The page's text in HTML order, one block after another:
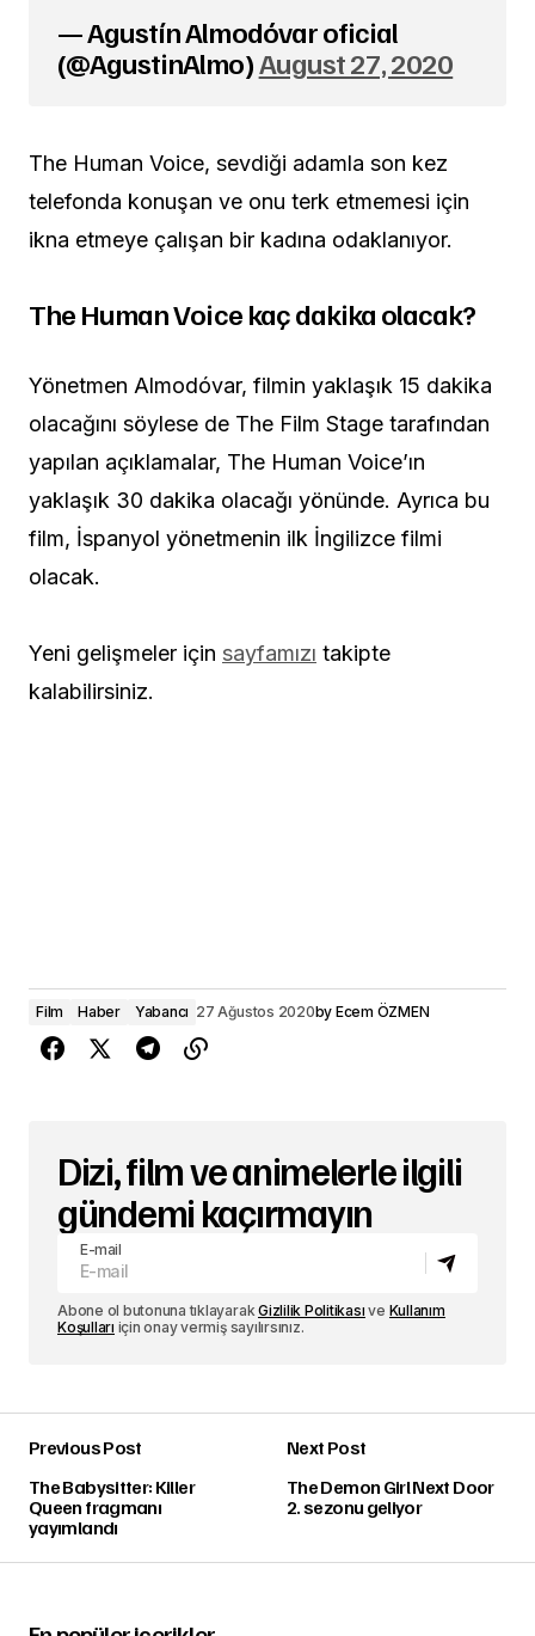
— Agustín Almodóvar oficial
(@AgustinAlmo)August 27, 2020
The Human Voice, sevdiği adamla son kez
telefonda konuşan ve onu terk etmemesi için
ikna etmeye çalışan bir kadına odaklanıyor.
The Human Voice kaç dakika olacak?
Yönetmen Almodóvar, filmin yaklaşık 15 dakika
olacağını söylese de The Film Stage tarafından
yapılan açıklamalar, The Human Voice’ın
yaklaşık 30 dakika olacağı yönünde. Ayrıca bu
film, İspanyol yönetmenin ilk İngilizce filmi
olacak.
Yeni gelişmeler için sayfamızı takipte
kalabilirsiniz.
Film Haber Yabancı 27 Ağustos 2020by Ecem ÖZMEN
Dizi, film ve animelerle ilgili
gündemi kaçırmayın
E-mail
Abone ol butonuna tıklayarakGizlilik Politikası ve Kullanım
Koşulları için onay vermiş sayılırsınız.
Previous Post
The Babysitter: Killer
Queen fragmanı
yayımlandı
Next Post
The Demon Girl Next Door
2. sezonu geliyor